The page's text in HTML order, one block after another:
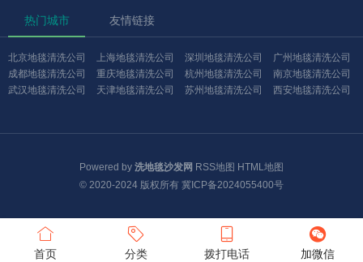
热门城市 友情链接
北京地毯清洗公司 上海地毯清洗公司 深圳地毯清洗公司
广州地毯清洗公司
成都地毯清洗公司
重庆地毯清洗公司 杭州地毯清洗公司
南京地毯清洗公司
武汉地毯清洗公司
天津地毯清洗公司 苏州地毯清洗公司 西安地毯清洗公司
Powered by 洗地毯沙发网 RSS地图 HTML地图
© 2020-2024 版权所有 冀ICP备2024055400号
首页 分类 拨打电话 加微信